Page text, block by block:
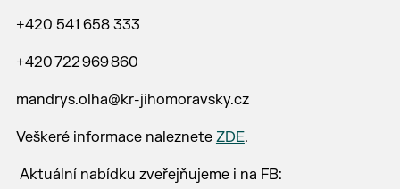
+420 541 658 333
+420 722 969 860
mandrys.olha@kr-jihomoravsky.cz
Veškeré informace naleznete ZDE.
Aktuální nabídku zveřejňujeme i na FB: